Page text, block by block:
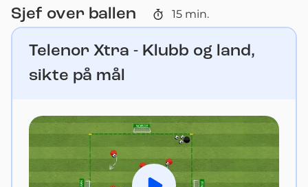
Sjef over ballen 15 min.
Telenor Xtra - Klubb og land,
sikte på mål